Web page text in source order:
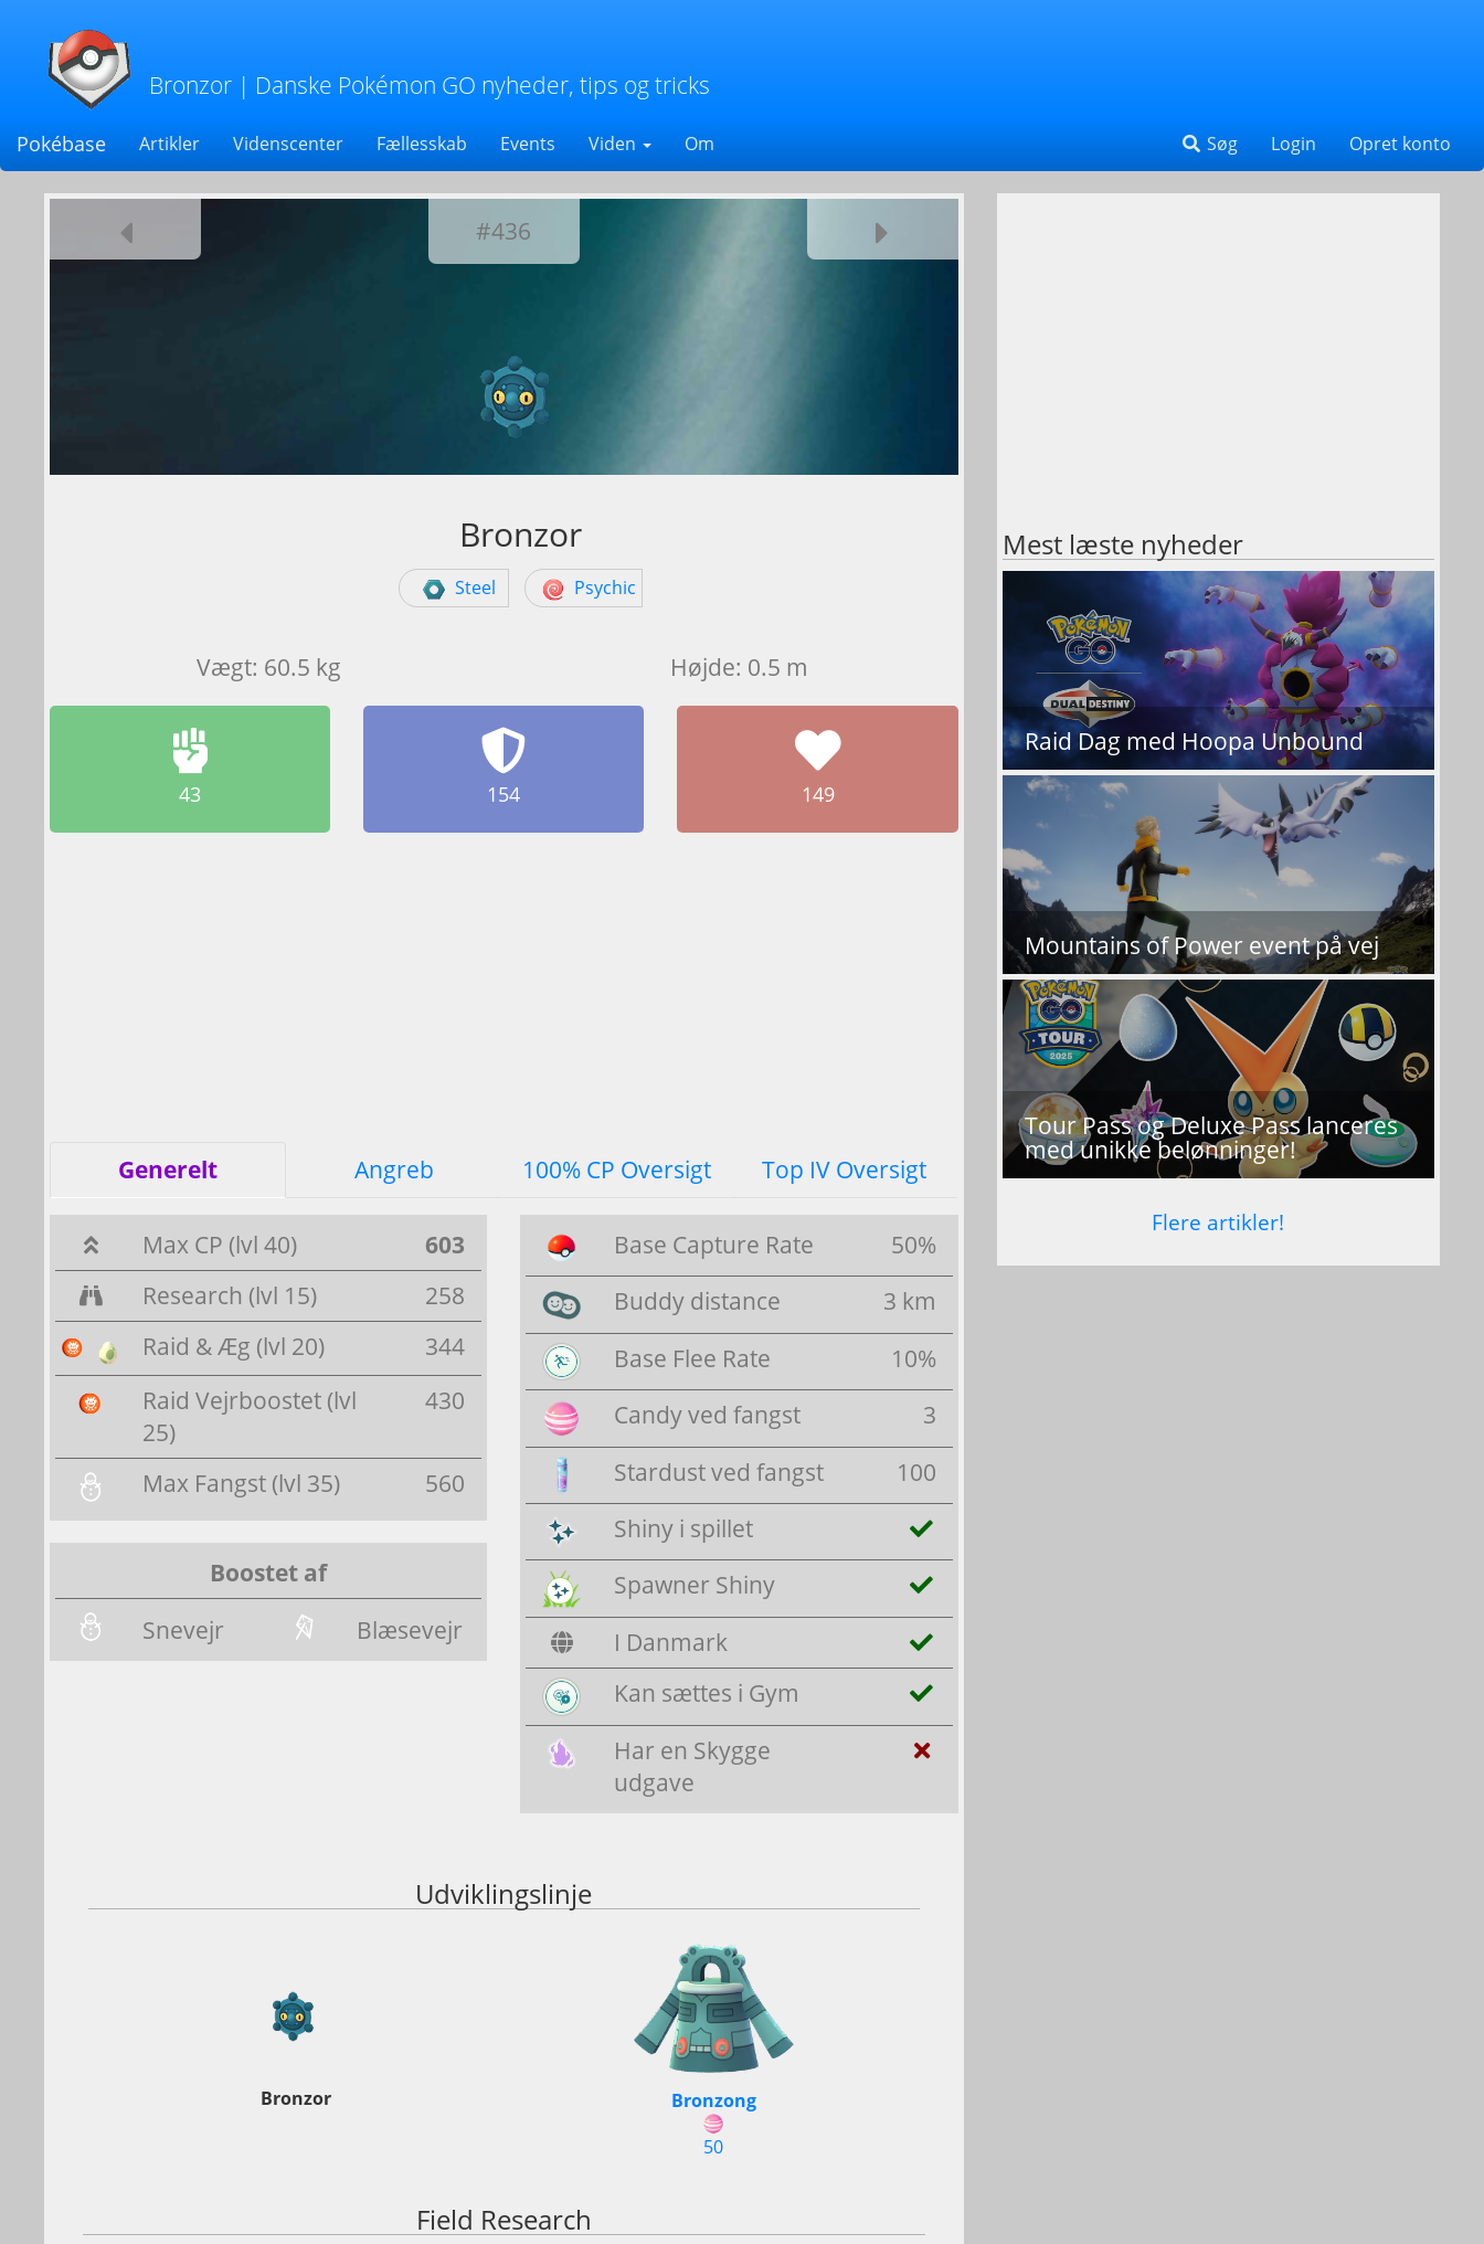
Bronzor | Danske Pokémon GO nyheder, tips og tricks
Pokébase Artikler Videnscenter Fællesskab Events Viden Om Søg Login Opret konto
#436
Bronzor
Steel Psychic
Vægt: 60.5 kg Højde: 0.5 m
43 154 149
Generelt Angreb 100% CP Oversigt Top IV Oversigt
603
Max CP (lvl 40)
258
Research (lvl 15)
344
Raid & Æg (lvl 20)
430
Raid Vejrboostet (lvl
25)
560
Max Fangst (lvl 35)
Boostet af
Snevejr
Blæsevejr
50%
Base Capture Rate
3 km
Buddy distance
10%
Base Flee Rate
3
Candy ved fangst
100
Stardust ved fangst
Shiny i spillet
Spawner Shiny
I Danmark
Kan sættes i Gym
Har en Skygge
udgave
Udviklingslinje
Bronzor
Bronzong
50
Field Research
Mest læste nyheder
Raid Dag med Hoopa Unbound
Mountains of Power event på vej
Tour Pass og Deluxe Pass lanceres
med unikke belønninger!
Flere artikler!